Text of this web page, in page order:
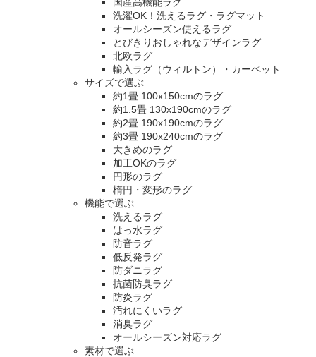
洗濯OK！洗えるラグ・ラグマット
オールシーズン使えるラグ
とびきりおしゃれなデザインラグ
北欧ラグ
輸入ラグ（ウィルトン）・カーペット
サイズで選ぶ
約1畳 100x150cmのラグ
約1.5畳 130x190cmのラグ
約2畳 190x190cmのラグ
約3畳 190x240cmのラグ
大きめのラグ
加工OKのラグ
円形のラグ
楕円・変形のラグ
機能で選ぶ
洗えるラグ
はっ水ラグ
防音ラグ
低反発ラグ
防ダニラグ
抗菌防臭ラグ
防炎ラグ
汚れにくいラグ
消臭ラグ
オールシーズン対応ラグ
素材で選ぶ